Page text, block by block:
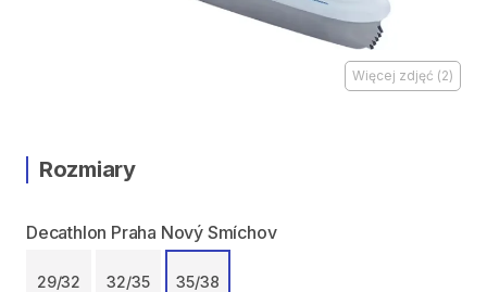
Więcej zdjęć (2)
Rozmiary
Decathlon Praha Nový Smíchov
29​​​​​​​​​​​/​​​​​​​​​​​32 32​​​​​​​​​​​​​​/​​​​​​​​​​​​​​35 35​​​​​​​​​​​​​​/​​​​​​​​​​​​​​38